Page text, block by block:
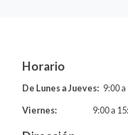
Horario
De Lunes a Jueves: 9:00
Viernes: 9:00 a